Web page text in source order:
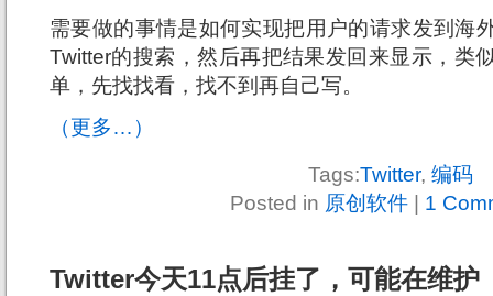
需要做的事情是如何实现把用户的请求发到海
Twitter的搜索，然后再把结果发回来显示，类
单，先找找看，找不到再自己写。
（更多…）
Tags:Twitter, 编码
Posted in 原创软件| 1
Twitter今天11点后挂了，可能在维护